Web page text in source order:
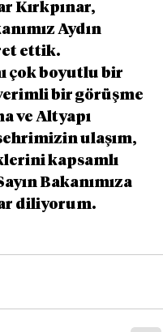
Kırkpınar,
Aydın
ettik.
çok boyutlu bir
bir görüşme
ve Altyapı
ulaşım,
kapsamlı
Bakanımıza
diliyorum.